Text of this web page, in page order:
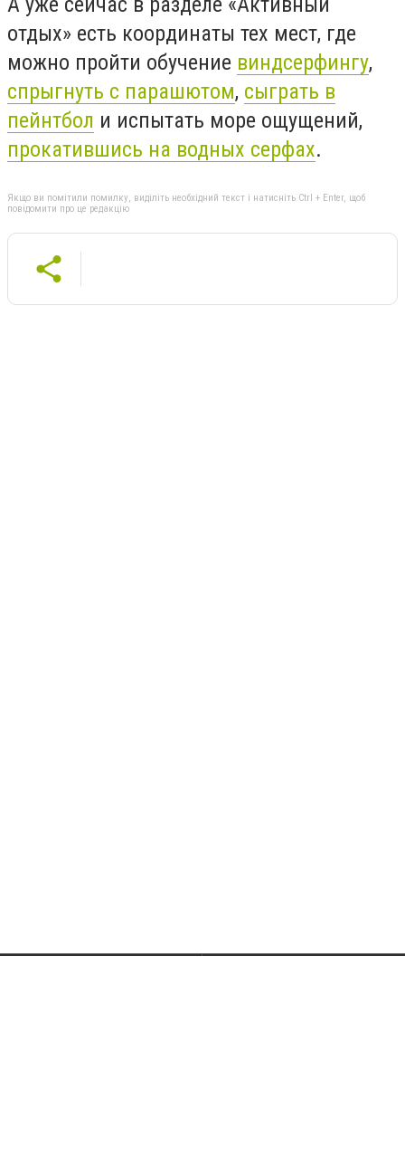
отдых» есть координаты тех мест, где
можно пройти обучение виндсерфингу,
спрыгнуть с парашютом, сыграть в
пейнтбол и испытать море ощущений,
прокатившись на водных серфах.
Якщо ви помітили помилку, виділіть необхідний текст і натисніть Ctrl + Enter, щоб
повідомити про це редакцію